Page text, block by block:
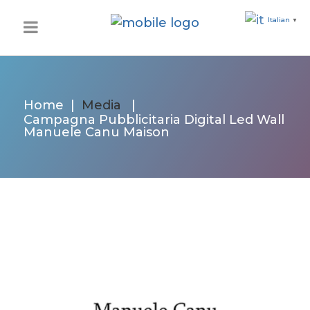
Home Media
Campagna Pubblicitaria Digital Led Wall
Manuele Canu Maison
Italian ▼